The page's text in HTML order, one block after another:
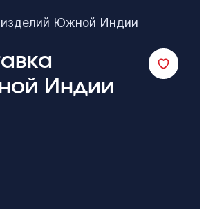
изделий Южной Индии
Индии